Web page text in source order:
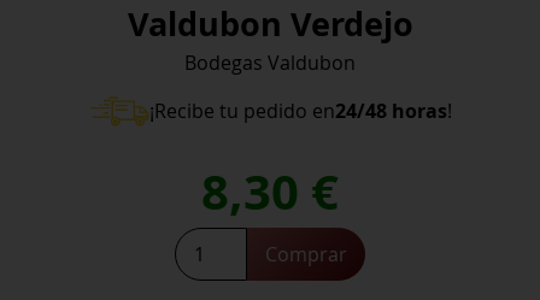
Valdubon Verdejo
Bodegas Valdubon
¡Recibe tu pedido en24/48 horas!
8,30 €
Valdubon
Verdejo
Comprar